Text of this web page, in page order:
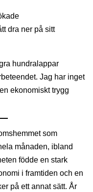
dra ner på sitt
hundralappar
Jag har inget
ekonomiskt trygg
som
månaden, ibland
födde en stark
i framtiden och en
på ett annat sätt. År